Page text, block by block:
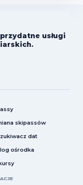
usługi
skipassów
dat
ośrodka